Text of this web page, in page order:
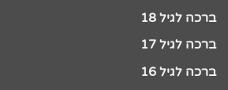
ברכה לגיל 18
ברכה לגיל 17
ברכה לגיל 16